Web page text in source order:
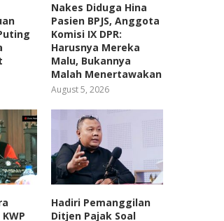
Nakes Diduga Hina
Pasien BPJS, Anggota
Komisi IX DPR:
Harusnya Mereka
Malu, Bukannya
Malah Menertawakan
August 5, 2026
Hadiri Pemanggilan
Ditjen Pajak Soal